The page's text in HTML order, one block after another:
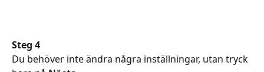
Steg 4
Du behöver inte ändra några inställningar, utan tryck